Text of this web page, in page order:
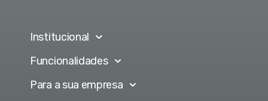
Institucional
Funcionalidades
Para a sua empresa